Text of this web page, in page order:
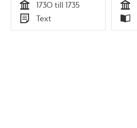
Tid
1730 till 1735
Typ
Text Tid
Typ